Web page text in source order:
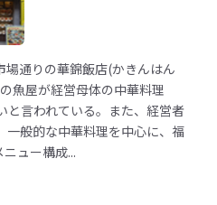
場通りの華錦飯店(かきんはん
魚屋が経営母体の中華料理
と言われている。また、経営者
一般的な中華料理を中心に、福
ュー構成...